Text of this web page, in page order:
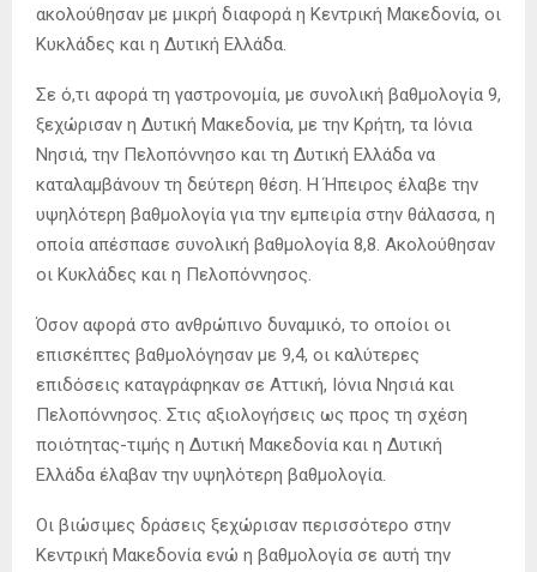
ακολούθησαν με μικρή διαφορά η Κεντρική Μακεδονία, οι
Κυκλάδες και η Δυτική Ελλάδα.
Σε ό,τι αφορά τη γαστρονομία, με συνολική βαθμολογία 9,
ξεχώρισαν η Δυτική Μακεδονία, με την Κρήτη, τα Ιόνια
Νησιά, την Πελοπόννησο και τη Δυτική Ελλάδα να
καταλαμβάνουν τη δεύτερη θέση. Η Ήπειρος έλαβε την
υψηλότερη βαθμολογία για την εμπειρία στην θάλασσα, η
οποία απέσπασε συνολική βαθμολογία 8,8. Ακολούθησαν
οι Κυκλάδες και η Πελοπόννησος.
Όσον αφορά στο ανθρώπινο δυναμικό, το οποίοι οι
επισκέπτες βαθμολόγησαν με 9,4, οι καλύτερες
επιδόσεις καταγράφηκαν σε Αττική, Ιόνια Νησιά και
Πελοπόννησος. Στις αξιολογήσεις ως προς τη σχέση
ποιότητας-τιμής η Δυτική Μακεδονία και η Δυτική
Ελλάδα έλαβαν την υψηλότερη βαθμολογία.
Οι βιώσιμες δράσεις ξεχώρισαν περισσότερο στην
Κεντρική Μακεδονία ενώ η βαθμολογία σε αυτή την